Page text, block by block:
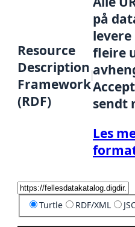
Resource
Description
Framework
(RDF)
på
levere
fleire
sendt
Les
Turtle RDF/XML